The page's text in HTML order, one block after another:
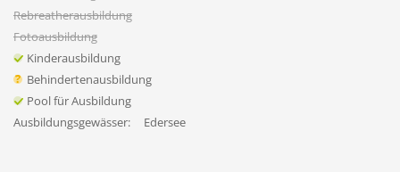
Rebreatherausbildung
Fotoausbildung
Kinderausbildung
Behindertenausbildung
Pool für Ausbildung
Ausbildungsgewässer:
Edersee